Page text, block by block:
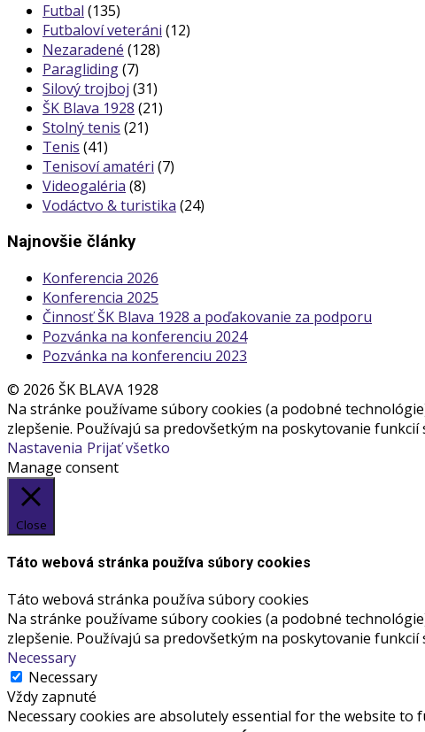
Futbal (135)
Futbaloví veteráni (12)
Nezaradené (128)
Paragliding(7)
Silový trojboj (31)
ŠK Blava 1928 (21)
Stolný tenis (21)
Tenis (41)
Tenisoví amatéri (7)
Videogaléria (8)
Vodáctvo & turistika (24)
Najnovšie články
Konferencia 2026
Konferencia 2025
Činnosť ŠK Blava 1928 a poďakovanie za podporu
Pozvánka na konferenciu 2024
Pozvánka na konferenciu 2023
© 2026 ŠK BLAVA 1928
Na stránke používame súbory cookies (a podobné
zlepšenie. Používajú sa predovšetkým na poskytovanie
Nastavenia Prijať všetko
Manage consent
Close
Táto webová stránka používa súbory cookies
Táto webová stránka používa súbory cookies
Na stránke používame súbory cookies (a podobné
zlepšenie. Používajú sa predovšetkým na poskytovanie
Necessary
Necessary
Vždy zapnuté
Necessary cookies are absolutely essential for the website